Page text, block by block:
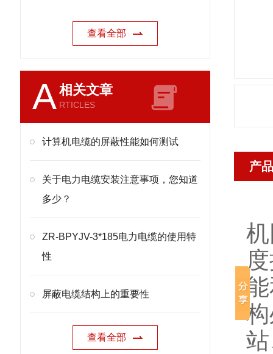
查看全部
A相关文章
RTICLES
计算机电缆的屏蔽性能如何测试
关于电力电缆安装注意事项，您知道
多少？
ZR-BPYJV-3*185电力电缆的使用特
性
屏蔽电缆结构上的重要性
查看全部
产